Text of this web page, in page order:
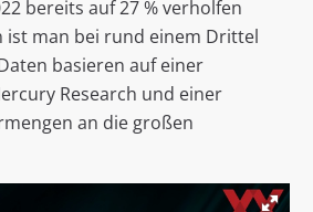
bereits auf 27 % verholfen
ist man bei rund einem Drittel
basieren auf einer
Research und einer
an die großen